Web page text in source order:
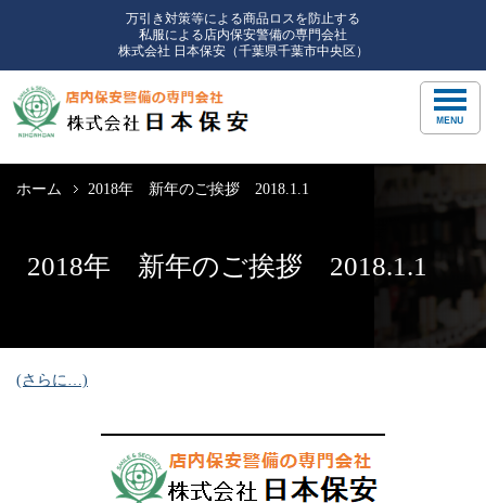
万引き対策等による商品ロスを防止する
私服による店内保安警備の専門会社
株式会社 日本保安（千葉県千葉市中央区）
ホーム 2018年 新年のご挨拶 2018.1.1
2018年 新年のご挨拶 2018.1.1
(さらに…)